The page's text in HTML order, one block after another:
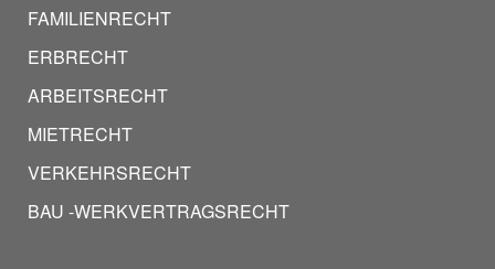
FAMILIENRECHT
ERBRECHT
ARBEITSRECHT
MIETRECHT
VERKEHRSRECHT
BAU -WERKVERTRAGSRECHT